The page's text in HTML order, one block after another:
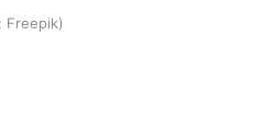
Freepik